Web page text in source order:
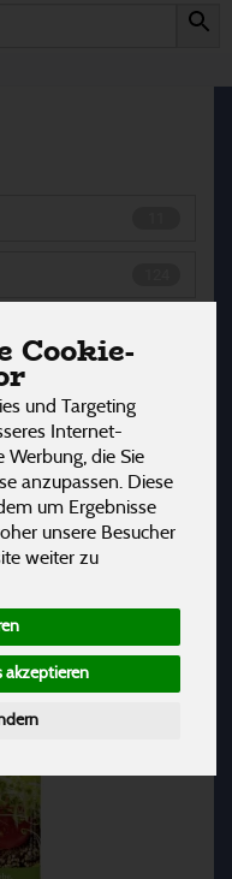
Cookie-
und Targeting
Internet-
Werbung, die Sie
anzupassen. Diese
um Ergebnisse
unsere Besucher
weiter zu
akzeptieren